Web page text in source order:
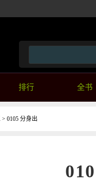
排行 全书
> 0105 分身出